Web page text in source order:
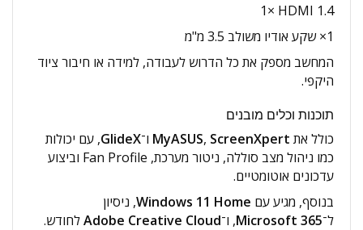
‎1× HDMI 1.4‎
‎1× שקע אודיו משולב 3.5 מ"מ‎
המחשב מספק את כל הדרוש לעבודה, למידה או חיבור ציוד
היקפי.
תוכנות וכלים מובנים
כולל את MyASUS, ScreenXpert ו־GlideX, עם יכולות
כמו ניהול מצב סוללה, ניטור מערכת, Fan Profile וביצוע
עדכונים אוטומטיים.
בנוסף, מגיע עם Windows 11 Home, ניסיון
ל־Microsoft 365, ו־Adobe Creative Cloudלחודש.